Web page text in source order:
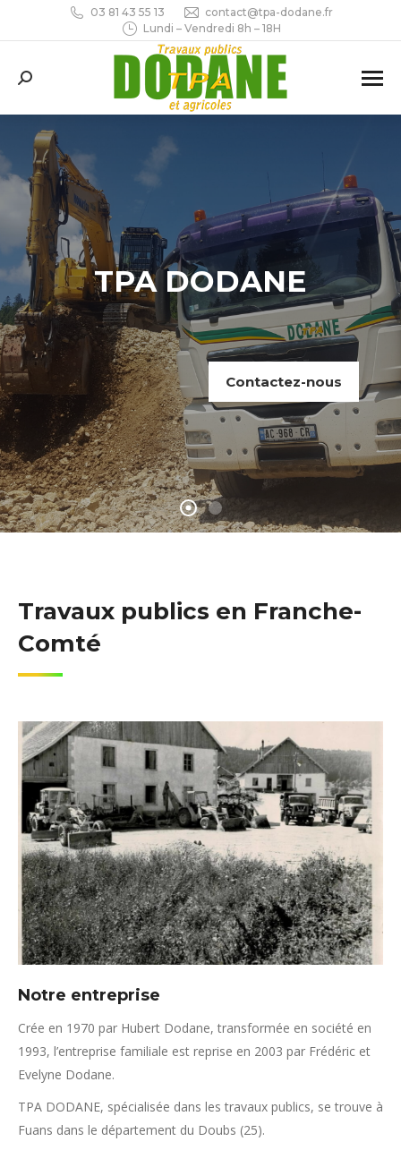
03 81 43 55 13
contact@tpa-dodane.fr
Lundi – Vendredi 8h – 18H
Recherche
TPA DODANE
Contactez-nous
Travaux publics en Franche-
Comté
Notre entreprise
Crée en 1970 par Hubert Dodane, transformée en société en
1993, l’entreprise familiale est reprise en 2003 par Frédéric et
Evelyne Dodane.
TPA DODANE, spécialisée dans les travaux publics, se trouve à
Fuans dans le département du Doubs (25).